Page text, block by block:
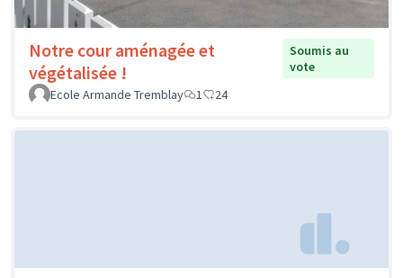
Notre cour aménagée et
végétalisée !
Soumis au
vote
Ecole Armande Tremblay
1 24